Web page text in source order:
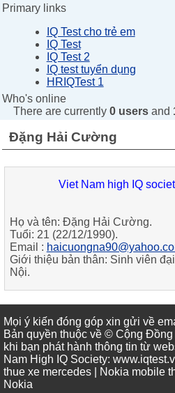
Primary links
IQ Test cho trẻ em
IQ Test
IQ Test 2
IQ test tuyển dụng
HRIQTest 1
Who's online
There are currently 0 usersand
Đặng Hải Cường
Viet Nam high IQ
Họ và tên: Đặng Hải Cường.
Tuổi: 21 (22/12/1990).
Email :
Giới thiệu bản thân: Sinh viên
Nội.
Mọi ý kiến đóng góp xin gửi về
Bản quyền thuộc về © Cộng
khi bạn phát hành thông tin từ
Nam High IQ Society:
thue xe mercedes | Nokia mobile
Nokia